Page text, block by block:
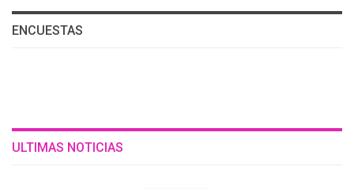
ENCUESTAS
ULTIMAS NOTICIAS